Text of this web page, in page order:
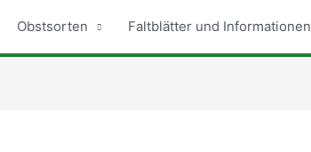
Obstsorten Faltblätter und Informationen